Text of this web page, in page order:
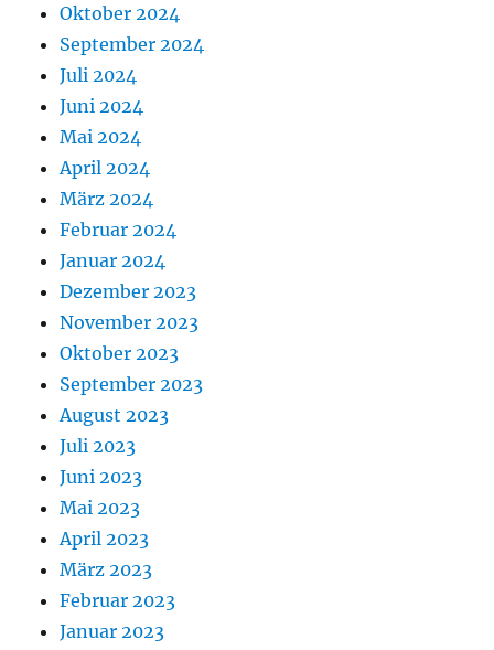
Oktober 2024
September 2024
Juli 2024
Juni 2024
Mai 2024
April 2024
März 2024
Februar 2024
Januar 2024
Dezember 2023
November 2023
Oktober 2023
September 2023
August 2023
Juli 2023
Juni 2023
Mai 2023
April 2023
März 2023
Februar 2023
Januar 2023